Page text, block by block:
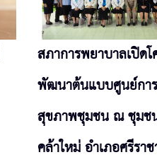
สภาการพยาบาลเปิดโ
พัฒนาต้นแบบศูนย์กา
สุขภาพชุมชน ณ ชุมช
คล้าใหม่ อำเภอศรีรา